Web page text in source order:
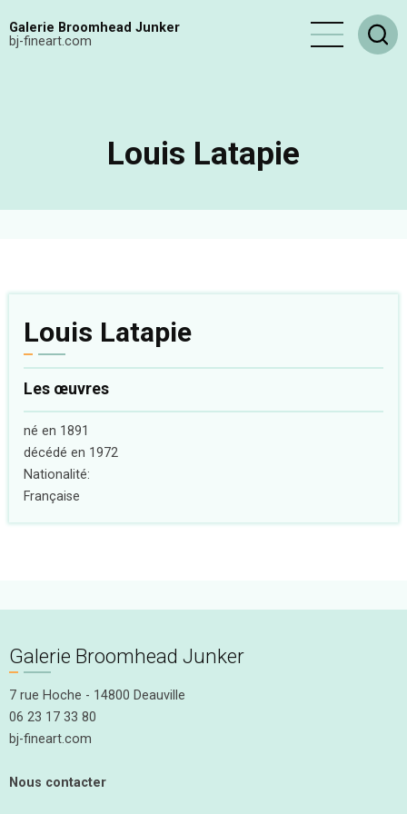
auGalerie Broomhead Junker
bj-fineart.com
Louis Latapie
Louis Latapie
Les œuvres
né en 1891
décédé en 1972
Nationalité:
Française
Galerie Broomhead Junker
7 rue Hoche - 14800 Deauville
06 23 17 33 80
bj-fineart.com
Nous contacter